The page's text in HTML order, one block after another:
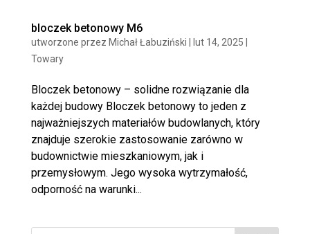
bloczek betonowy M6
utworzone przez Michał Łabuziński lut 14, 2025
Towary
Bloczek betonowy – solidne rozwiązanie dla
każdej budowy Bloczek betonowy to jeden z
najważniejszych materiałów budowlanych, który
znajduje szerokie zastosowanie zarówno w
budownictwie mieszkaniowym, jak i
przemysłowym. Jego wysoka wytrzymałość,
odporność na warunki...